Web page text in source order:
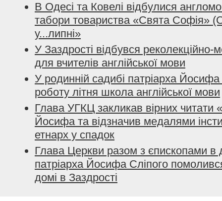
В Одесі та Ковелі відбулися
табори товариства «Свята Софія»
у...липні»
У Заздрості відбувся реколекційно-
для вчителів англійської мови
У родинній садибі патріарха
роботу літня школа англійської мови
Глава УГКЦ закликав вірних читати
Йосифа та відзначив медалями
етнарх у спадок
Глава Церкви разом з єпископами в
патріарха Йосифа Сліпого
домі в Заздрості